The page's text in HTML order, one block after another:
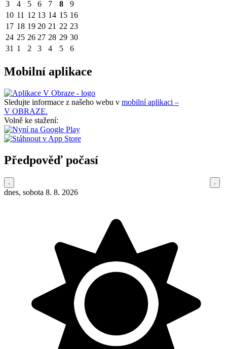
3
4 5 6 7 8
9
10 11 12 13 14 15 16
17 18 19 20 21 22 23
24 25 26 27 28 29 30
31 1 2 3 4 5 6
Mobilní aplikace
Sledujte informace z našeho webu v mobilní aplikaci –
V OBRAZE.
Volně ke stažení:
Předpověď počasí
dnes, sobota 8. 8. 2026